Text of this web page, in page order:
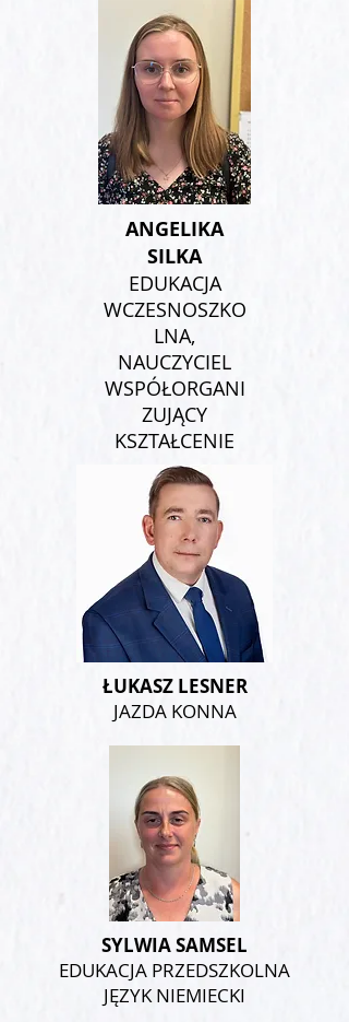
ANGELIKA
SILKA
EDUKACJA
WCZESNOSZKO
LNA,
NAUCZYCIEL
WSPÓŁORGANI
ZUJĄCY
KSZTAŁCENIE
ŁUKASZ LESNER
JAZDA KONNA
SYLWIA SAMSEL
EDUKACJA PRZEDSZKOLNA
JĘZYK NIEMIECKI